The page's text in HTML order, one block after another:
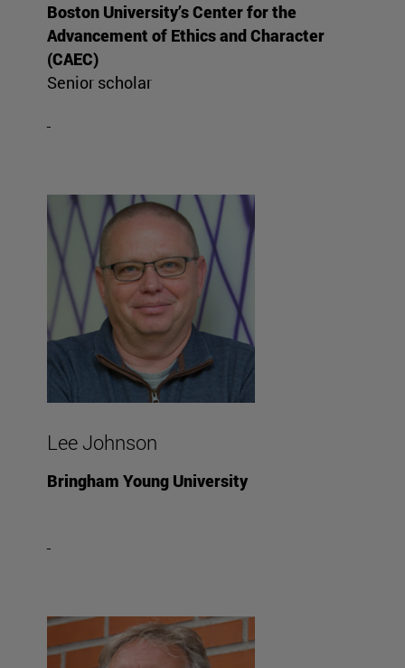
Boston University’s Center for the
Advancement of Ethics and Character
(CAEC)
Senior scholar
Lee Johnson
Bringham Young University